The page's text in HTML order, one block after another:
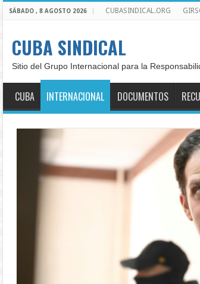
SÁBADO , 8 AGOSTO 2026 CUBASINDICAL.ORG
CUBA SINDICAL
Sitio del Grupo Internacional para la
CUBA INTERNACIONAL DOCUMENTOS